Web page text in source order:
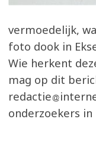
vermoedelijk,
foto dook in
Wie herkent
mag op dit
redactie
onderzoekers in